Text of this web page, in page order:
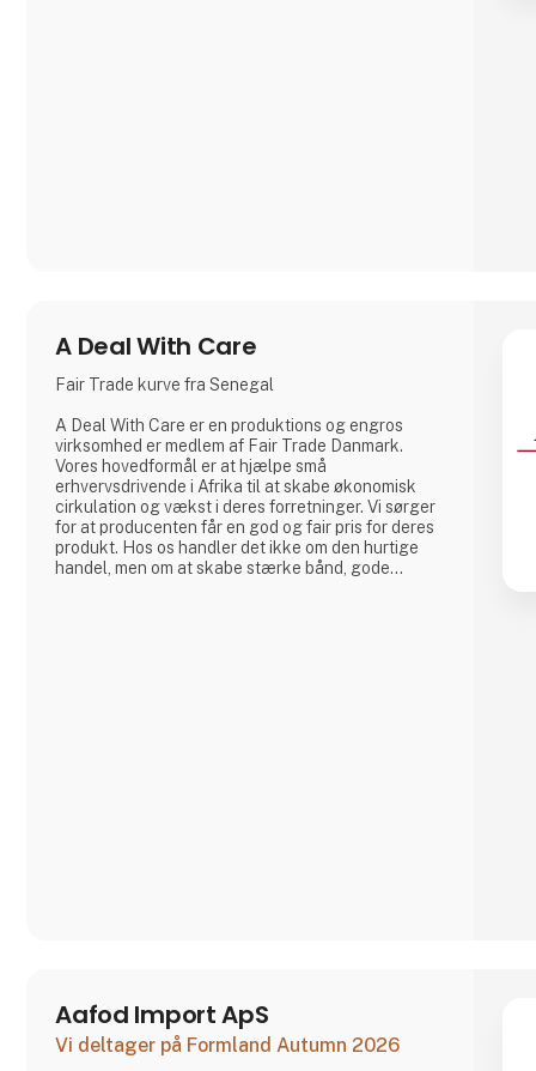
A Deal With Care
Fair Trade kurve fra Senegal
A Deal With Care er en produktions og engros
virksomhed er medlem af Fair Trade Danmark.
Vores hovedformål er at hjælpe små
erhvervsdrivende i Afrika til at skabe økonomisk
cirkulation og vækst i deres forretninger. Vi sørger
for at producenten får en god og fair pris for deres
produkt. Hos os handler det ikke om den hurtige
handel, men om at skabe stærke bånd, gode
Aafod Import ApS
Vi deltager på Formland Autumn 2026